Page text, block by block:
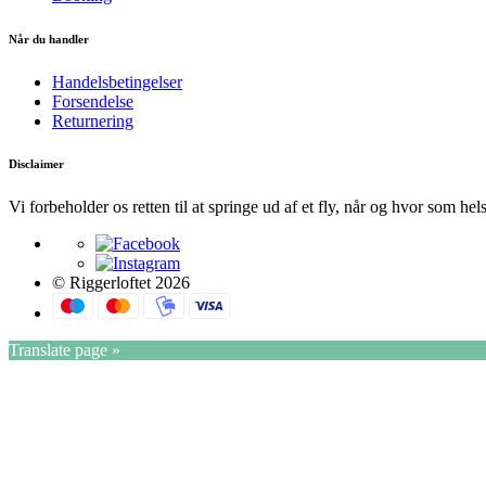
Når du handler
Handelsbetingelser
Forsendelse
Returnering
Disclaimer
Vi forbeholder os retten til at springe ud af et fly, når og hvor som
© Riggerloftet 2026
Translate page »